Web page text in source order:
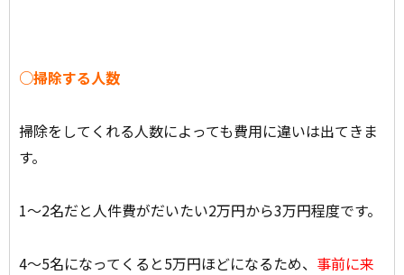
○掃除する人数
掃除をしてくれる人数によっても費用に違いは出てきま
す。
1～2名だと人件費がだいたい2万円から3万円程度です。
4～5名になってくると5万円ほどになるため、 事前に来